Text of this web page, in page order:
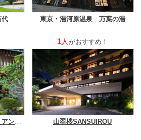
東京・湯河原温泉 万葉の湯
1人 がおすすめ！
山翠楼SANSUIROU